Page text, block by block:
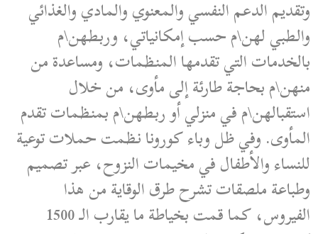
وتقديم الدعم النفسي والمعنوي والمادي والغذائي
والطبي لهن\م حسب إمكانياتي، وربطهن\م
بالخدمات التي تقدمها المنظمات، ومساعدة من
منهن\م بحاجة طارئة إلى مأوى، من خلال
استقبالهن\م في منزلي أو ربطهن\م بمنظمات تقدم
المأوى. وفي ظل وباء كورونا نظمت حملات توعية
للنساء والأطفال في مخيمات النزوح، عبر تصميم
وطباعة ملصقات تشرح طرق الوقاية من هذا
الفيروس، كما قمت بخياطة ما يقارب الـ 1500